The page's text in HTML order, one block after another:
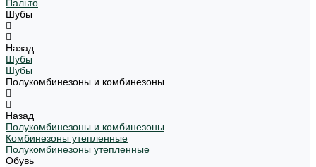
Пальто
Шубы
Назад
Шубы
Шубы
Полукомбинезоны и комбинезоны
Назад
Полукомбинезоны и комбинезоны
Комбинезоны утепленные
Полукомбинезоны утепленные
Обувь